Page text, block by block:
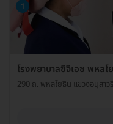
1
โรงพยาบาลซีจีเอช พหล
290 ถ. พหลโยธิน แขวงอนุสา